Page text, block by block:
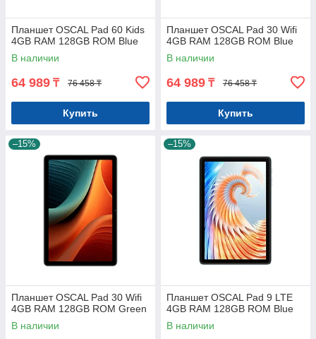
Планшет OSCAL Pad 60 Kids
4GB RAM 128GB ROM Blue
В наличии
64 989 ₸ 76 458 ₸
Купить
Планшет OSCAL Pad 30 Wifi
4GB RAM 128GB ROM Blue
В наличии
64 989 ₸ 76 458 ₸
Купить
–15%
Планшет OSCAL Pad 30 Wifi
4GB RAM 128GB ROM Green
В наличии
–15%
Планшет OSCAL Pad 9 LTE
4GB RAM 128GB ROM Blue
В наличии